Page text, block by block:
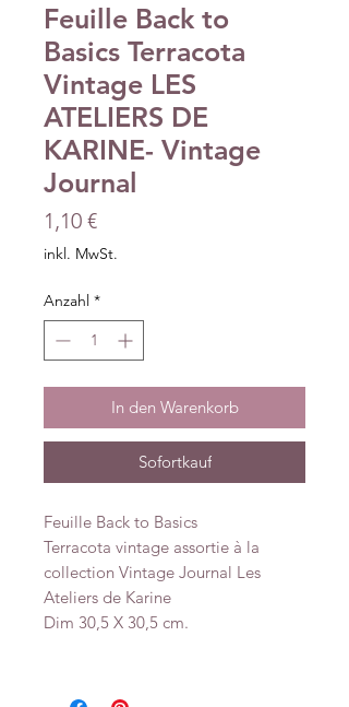
Feuille Back to
Basics Terracota
Vintage LES
ATELIERS DE
KARINE- Vintage
Journal
1,10 €Preis
inkl. MwSt.
Anzahl *
In den Warenkorb
Sofortkauf
Feuille Back to Basics
Terracota vintage assortie à la
collection Vintage Journal Les
Ateliers de Karine
Dim 30,5 X 30,5 cm.